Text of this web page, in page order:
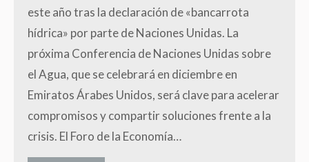
este año tras la declaración de «bancarrota
hídrica» por parte de Naciones Unidas. La
próxima Conferencia de Naciones Unidas sobre
el Agua, que se celebrará en diciembre en
Emiratos Árabes Unidos, será clave para acelerar
compromisos y compartir soluciones frente a la
crisis. El Foro de la Economía…